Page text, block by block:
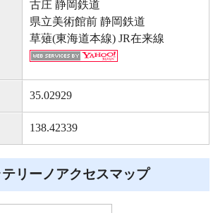
古庄 静岡鉄道
県立美術館前 静岡鉄道
草薙(東海道本線) JR在来線
35.02929
138.42339
リーノアクセスマップ